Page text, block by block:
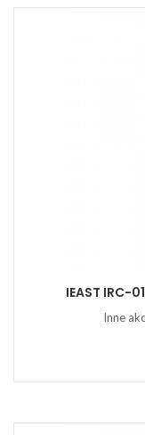
IEAST IRC-
Inne